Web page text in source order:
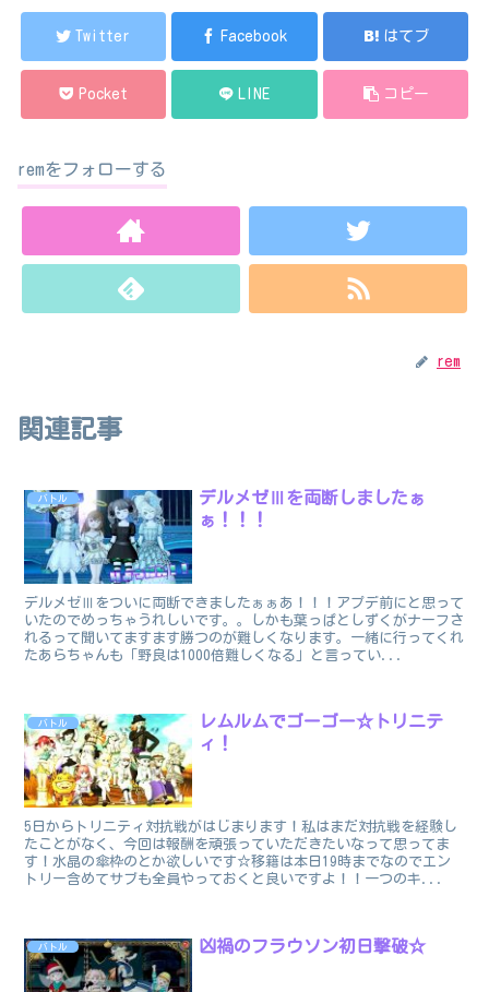
Twitter Facebook はてブ
Pocket LINE コピー
remをフォローする
rem
関連記事
バトル
デルメゼⅢを両断しましたぁ
ぁ！！！
デルメゼⅢをついに両断できましたぁぁあ！！！アプデ前にと思って
いたのでめっちゃうれしいです。。しかも葉っぱとしずくがナーフさ
れるって聞いてますます勝つのが難しくなります。一緒に行ってくれ
たあらちゃんも「野良は1000倍難しくなる」と言ってい...
バトル
レムルムでゴーゴー☆トリニテ
ィ！
5日からトリニティ対抗戦がはじまります！私はまだ対抗戦を経験し
たことがなく、今回は報酬を頑張っていただきたいなって思ってま
す！水晶の傘枠のとか欲しいです☆移籍は本日19時までなのでエン
トリー含めてサブも全員やっておくと良いですよ！！一つのキ...
バトル 凶禍のフラウソン初日撃破☆